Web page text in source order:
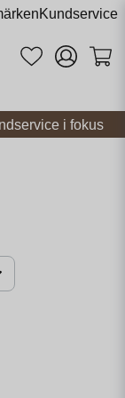
Kundservice
i fokus